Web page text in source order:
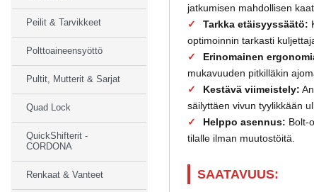
jatkumisen mahdollisen
Tarkka etäisyyssäätö:
optimoinnin tarkasti
Erinomainen
mukavuuden pitkilläkin
Kestävä viimeistely:
säilyttäen vivun tyylikkään
Helppo asennus: Bolt-
tilalle ilman muutostöitä.
SAATAVUUS:
Peilit & Tarvikkeet
Polttoaineensyöttö
Pultit, Mutterit & Sarjat
Quad Lock
QuickShifterit -
CORDONA
Renkaat & Vanteet